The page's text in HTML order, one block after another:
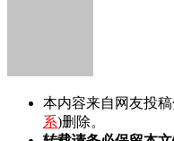
本内容来自网友投
系)删除。